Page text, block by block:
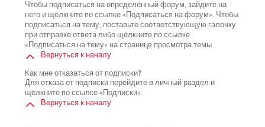
Чтобы подписаться на определённый форум, зайдите на
него и щёлкните по ссылке «Подписаться на форум». Чтобы
подписаться на тему, поставьте соответствующую галочку
при отправке ответа либо щёлкните по ссылке
«Подписаться на тему» на странице просмотра темы.
Вернуться к началу
Как мне отказаться от подписки?
Для отказа от подписки перейдите в личный раздел и
щёлкните по ссылке «Подписки».
Вернуться к началу